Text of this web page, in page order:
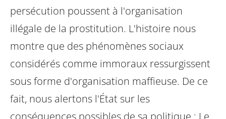
persécution poussent à l'organisation
illégale de la prostitution. L'histoire nous
montre que des phénomènes sociaux
considérés comme immoraux ressurgissent
sous forme d'organisation maffieuse. De ce
fait, nous alertons l'État sur les
conséquences possibles de sa politique ; Le